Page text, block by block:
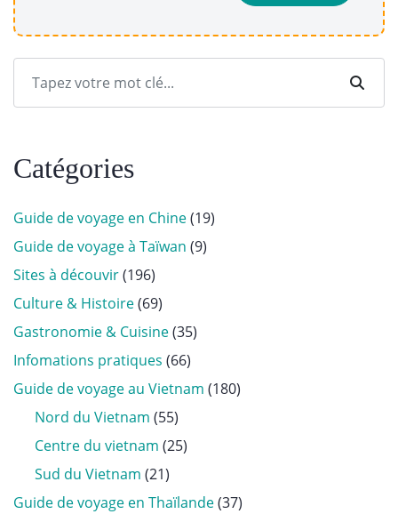
Catégories
Guide de voyage en Chine(19)
Guide de voyage à Taïwan (9)
Sites à découvir(196)
Culture & Histoire(69)
Gastronomie & Cuisine(35)
Infomations pratiques (66)
Guide de voyage au Vietnam (180)
Nord du Vietnam (55)
Centre du vietnam (25)
Sud du Vietnam (21)
Guide de voyage en Thaïlande(37)